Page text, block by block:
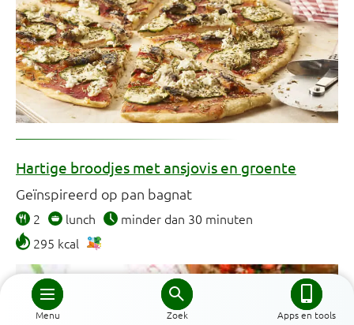
Menu Zoek Apps en tools
Hartige broodjes met ansjovis en groente
Geïnspireerd op pan bagnat
2 lunch
minder dan 30 minuten
295 kcal